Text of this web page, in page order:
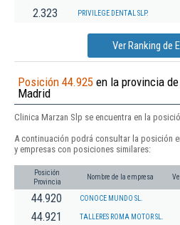
2.323 PRIVILEGE DENTAL SLP.
Ver Ranking de
Posición 44.925 en la provincia de
Madrid
Clinica Marzan Slp se encuentra en la
A continuación podrá consultar la posición
y empresas con posiciones similares:
Posición
Provincia
Nombre de la empresa
44.920 CONOCE MUNDO SL.
44.921 TALLERES ROMA MOTOR SL.